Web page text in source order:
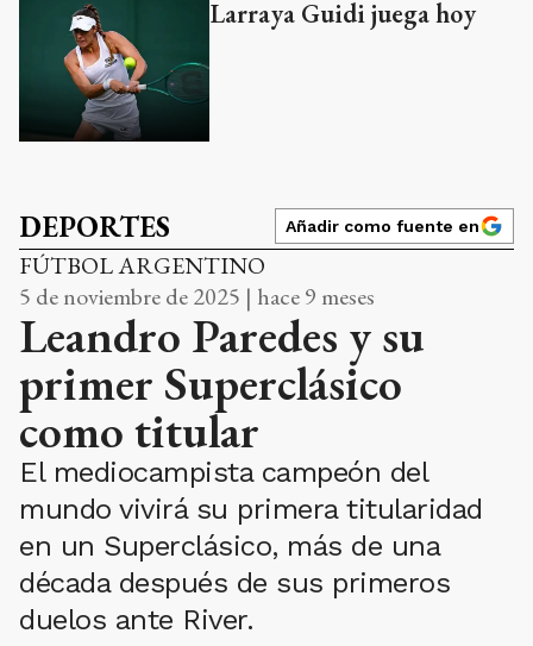
Larraya Guidi juega hoy
DEPORTES Añadir como fuente en
FÚTBOL ARGENTINO
5 de noviembre de 2025 | hace 9 meses
Leandro Paredes y su
primer Superclásico
como titular
El mediocampista campeón del
mundo vivirá su primera titularidad
en un Superclásico, más de una
década después de sus primeros
duelos ante River.